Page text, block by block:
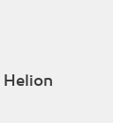
1.3.2.1.